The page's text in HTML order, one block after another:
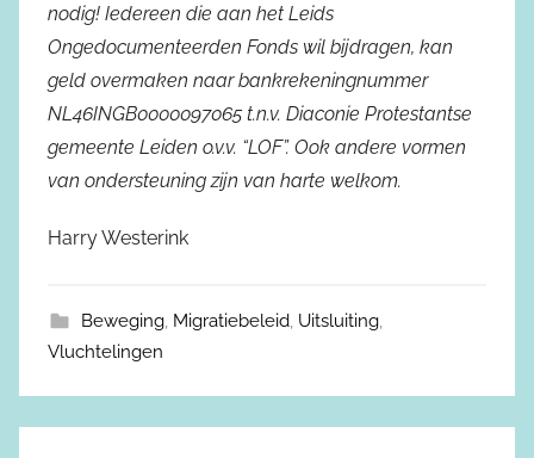
nodig! Iedereen die aan het Leids
Ongedocumenteerden Fonds wil bijdragen, kan
geld overmaken naar bankrekeningnummer
NL46INGB0000097065 t.n.v. Diaconie Protestantse
gemeente Leiden o.v.v. “LOF”. Ook andere vormen
van ondersteuning zijn van harte welkom.
Harry Westerink
Beweging, Migratiebeleid, Uitsluiting,
Vluchtelingen